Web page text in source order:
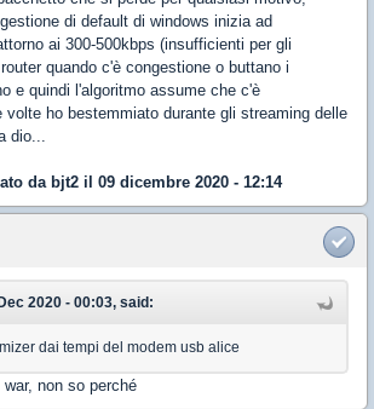
di default di windows inizia ad
ai 300-500kbps (insufficienti per gli
quando c'è congestione o buttano i
e quindi l'algoritmo assume che c'è
volte ho bestemmiato durante gli streaming delle
dio...
da bjt2 il 09 dicembre 2020 - 12:14
2020 - 00:03, said:
dai tempi del modem usb alice
non so perché